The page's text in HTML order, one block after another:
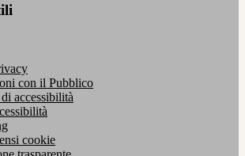
con il Pubblico
accessibilità
cookie